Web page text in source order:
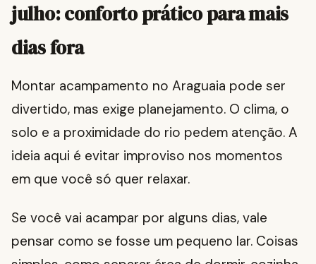
julho: conforto prático para mais
dias fora
Montar acampamento no Araguaia pode ser
divertido, mas exige planejamento. O clima, o
solo e a proximidade do rio pedem atenção. A
ideia aqui é evitar improviso nos momentos
em que você só quer relaxar.
Se você vai acampar por alguns dias, vale
pensar como se fosse um pequeno lar. Coisas